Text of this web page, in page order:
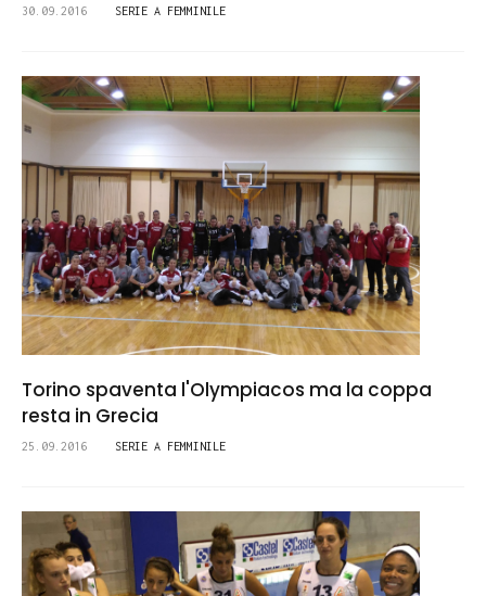
30.09.2016 SERIE A FEMMINILE
Torino spaventa l'Olympiacos ma la coppa
resta in Grecia
25.09.2016 SERIE A FEMMINILE